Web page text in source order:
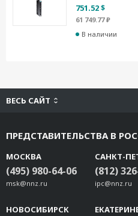
751.52 $
61 749.77 ₽
В наличии
ВЕСЬ САЙТ
ПРЕДСТАВИТЕЛЬСТВА В
МОСКВА
(495) 980-64-06
msk@nnz.ru
САНКТ-
(812)
ipc@nnz.ru
НОВОСИБИРСК